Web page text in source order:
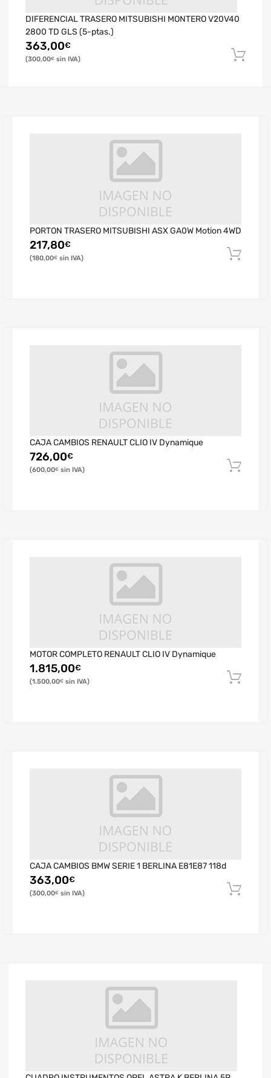
DIFERENCIAL TRASERO MITSUBISHI MONTERO V20V40
2800 TD GLS (5-ptas.)
363,00€
300,00€
PORTON TRASERO MITSUBISHI ASX GA0W Motion 4WD
217,80€
180,00€
CAJA CAMBIOS RENAULT CLIO IV Dynamique
726,00€
600,00€
MOTOR COMPLETO RENAULT CLIO IV Dynamique
1.815,00€
1.500,00€
CAJA CAMBIOS BMW SERIE 1 BERLINA E81E87 118d
363,00€
300,00€